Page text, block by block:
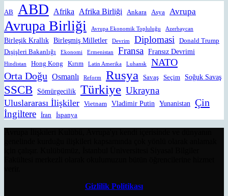
AB ABD Afrika Afrika Birliği Ankara Asya Avrupa
Avrupa Birliği Avrupa Ekonomik Topluluğu Azerbaycan
Birleşik Krallık Birleşmiş Milletler Devrim Diplomasi
Donald Trump
Dışişleri Bakanlığı
Ekonomi Ermenistan Fransa Fransız Devrimi
Hindistan Hong Kong Kırım Latin Amerika Luhansk
NATO
Orta Doğu Osmanlı Reform Rusya Savaş Seçim Soğuk Savaş
SSCB Sömürgecilik Türkiye Ukrayna
Uluslararası İlişkiler Vietnam Vladimir Putin Yunanistan Çin
İngiltere İran İspanya
Gizlilik Politikası